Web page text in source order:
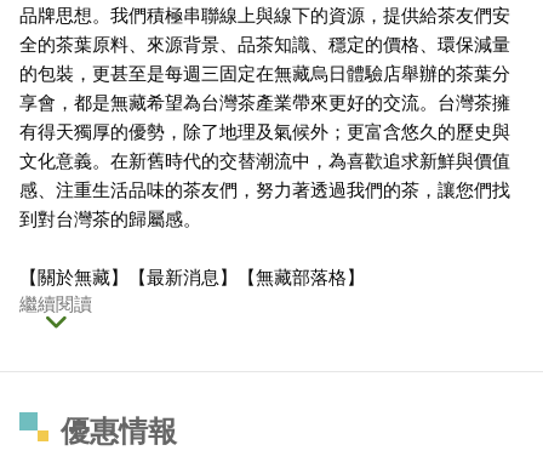
品牌思想。我們積極串聯線上與線下的資源，提供給茶友們安
全的茶葉原料、來源背景、品茶知識、穩定的價格、環保減量
的包裝，更甚至是每週三固定在無藏烏日體驗店舉辦的茶葉分
享會，都是無藏希望為台灣茶產業帶來更好的交流。台灣茶擁
有得天獨厚的優勢，除了地理及氣候外；更富含悠久的歷史與
文化意義。在新舊時代的交替潮流中，為喜歡追求新鮮與價值
感、注重生活品味的茶友們，努力著透過我們的茶，讓您們找
到對台灣茶的歸屬感。
【關於無藏】【最新消息】【無藏部落格】
繼續閱讀
優惠情報